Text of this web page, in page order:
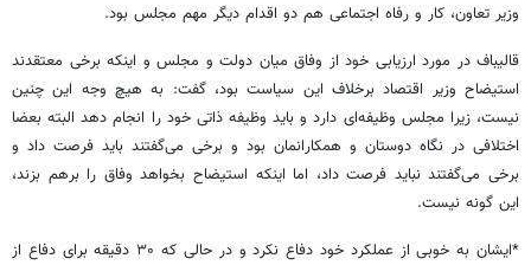
وزیر تعاون، کار و رفاه اجتماعی هم دو اقدام دیگر مهم مجلس بود.
قالیباف در مورد ارزیابی خود از وفاق میان دولت و مجلس و اینکه برخی معتقدند
استیضاح وزیر اقتصاد برخلاف این سیاست بود، گفت: به هیچ وجه این چنین
نیست، زیرا مجلس وظیفه‌ای دارد و باید وظیفه ذاتی خود را انجام دهد البته بعضا
اختلافی در نگاه دوستان و همکارانمان بود و برخی می‌گفتند باید فرصت داد و
برخی می‌گفتند نباید فرصت داد، اما اینکه استیضاح بخواهد وفاق را برهم بزند،
این گونه نیست.
*ایشان به خوبی از عملکرد خود دفاع نکرد و در حالی که ۳۰ دقیقه برای دفاع از